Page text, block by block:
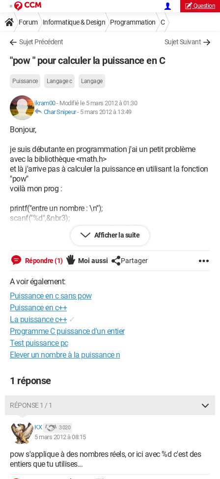
Question
Forum Informatique & Design Programmation C
Sujet Précédent Sujet Suivant
"pow " pour calculer la puissance en C
Puissance Langage c Langage
ikram00- Modifié le 5 mars 2012 à 01:30
Char Snipeur- 5 mars 2012 à 13:49
Bonjour,
je suis débutante en programmation j'ai un petit problème
avec la bibliothèque <math.h>
et là j'arrive pas à calculer la puissance en utilisant la fonction
"pow"
voilà mon prog :
printf("entre un nombre : \n");
scanf("%d",&nbr3);
printf("entrez un deuxieme nombre : \n");
en compilant le prog le resultat envoie 0 !!!
besoin d'un coup de main
et mercii
Afficher la suite
Répondre (1) Moi aussi Partager
A voir également:
Puissance en c sans pow
Puissance en c++
La puissance c++ ✓
Programme C puissance d'un entier
Test puissance pc
Elever un nombre à la puissance n
1 réponse
RÉPONSE 1 / 1
KX 3 020
5 mars 2012 à 08:15
pow s'applique à des nombres réels, or ici avec %d c'est des
entiers que tu utilises...